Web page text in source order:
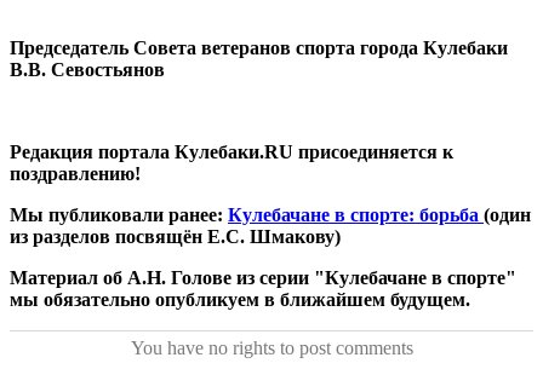
Председатель Совета ветеранов спорта города Кулебаки
В.В. Севостьянов
Редакция портала Кулебаки.RU присоединяется к
поздравлению!
Мы публиковали ранее: Кулебачане в спорте: борьба (один
из разделов посвящён Е.С. Шмакову)
Материал об А.Н. Голове из серии "Кулебачане в спорте"
мы обязательно опубликуем в ближайшем будущем.
You have no rights to post comments